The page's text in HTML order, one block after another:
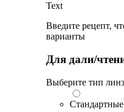
Text
Введите рецепт,
варианты
Для дали/
Выберите тип линз
Стандартные